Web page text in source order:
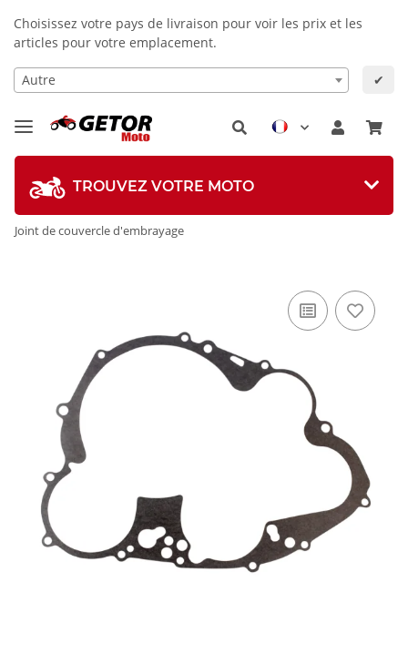
Choisissez votre pays de livraison pour voir les prix et les
articles pour votre emplacement.
Autre ✔
TROUVEZ VOTRE MOTO
Joint de couvercle d'embrayage